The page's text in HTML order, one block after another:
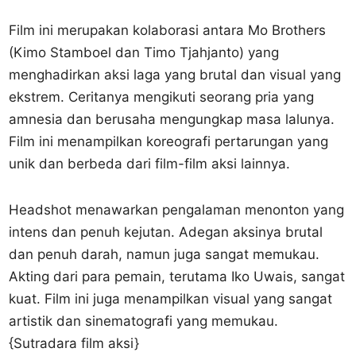
Film ini merupakan kolaborasi antara Mo Brothers
(Kimo Stamboel dan Timo Tjahjanto) yang
menghadirkan aksi laga yang brutal dan visual yang
ekstrem. Ceritanya mengikuti seorang pria yang
amnesia dan berusaha mengungkap masa lalunya.
Film ini menampilkan koreografi pertarungan yang
unik dan berbeda dari film-film aksi lainnya.
Headshot menawarkan pengalaman menonton yang
intens dan penuh kejutan. Adegan aksinya brutal
dan penuh darah, namun juga sangat memukau.
Akting dari para pemain, terutama Iko Uwais, sangat
kuat. Film ini juga menampilkan visual yang sangat
artistik dan sinematografi yang memukau.
{Sutradara film aksi}